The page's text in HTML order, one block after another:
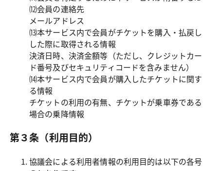
⑿会員の連絡先
メールアドレス
⒀本サービス内で会員がチケットを購入・払戻し
した際に取得される情報
決済日時、決済金額等（ただし、クレジットカー
ド番号及びセキュリティコードを含みません）
⒁本サービス内で会員が購入したチケットに関す
る情報
チケットの利用の有無、チケットが乗車券である
場合の乗降情報
第３条（利用目的）
協議会による利用者情報の利用目的は以下の各号